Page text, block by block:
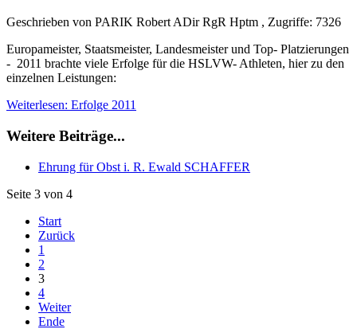
Geschrieben von PARIK Robert ADir RgR Hptm , Zugriffe: 7326
Europameister, Staatsmeister, Landesmeister und Top- Platzierungen
- 2011 brachte viele Erfolge für die HSLVW- Athleten, hier zu den
einzelnen Leistungen:
Weiterlesen: Erfolge 2011
Weitere Beiträge...
Ehrung für Obst i. R. Ewald SCHAFFER
Seite 3 von 4
Start
Zurück
1
2
3
4
Weiter
Ende